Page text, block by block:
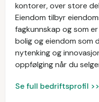
kontorer, over store
Eiendom tilbyr
fagkunnskap og som
bolig og eiendom som
nytenking og
oppfølging når du
Se full bedriftsprofil >>